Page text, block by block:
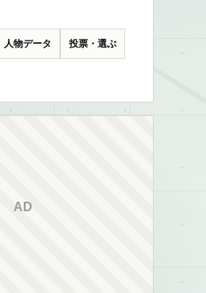
人物データ 投票・選ぶ
AD